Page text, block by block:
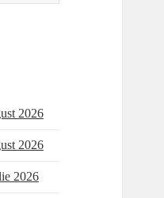
2026
2026
2026